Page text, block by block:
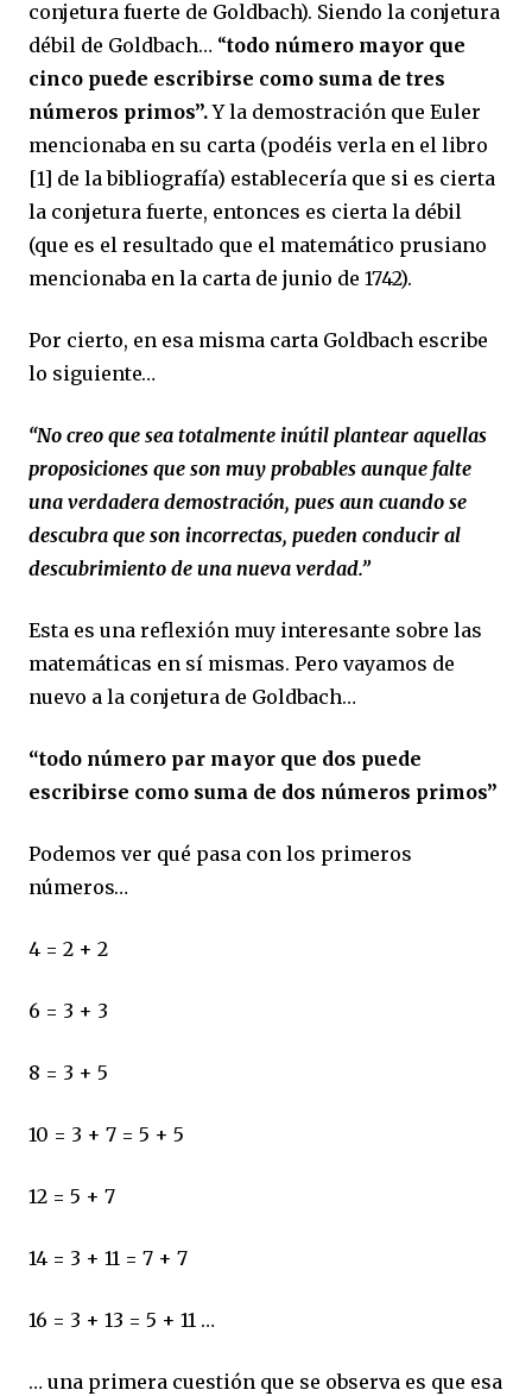
conjetura fuerte de Goldbach). Siendo la conjetura
débil de Goldbach… “todo número mayor que
cinco puede escribirse como suma de tres
números primos”.Y la demostración que Euler
mencionaba en su carta (podéis verla en el libro
[1] de la bibliografía) establecería que si es cierta
la conjetura fuerte, entonces es cierta la débil
(que es el resultado que el matemático prusiano
mencionaba en la carta de junio de 1742).
Por cierto, en esa misma carta Goldbach escribe
lo siguiente…
“No creo que sea totalmente inútil plantear aquellas
proposiciones que son muy probables aunque falte
una verdadera demostración, pues aun cuando se
descubra que son incorrectas, pueden conducir al
descubrimiento de una nueva verdad.”
Esta es una reflexión muy interesante sobre las
matemáticas en sí mismas. Pero vayamos de
nuevo a la conjetura de Goldbach…
“todo número par mayor que dos puede
escribirse como suma de dos números primos”
Podemos ver qué pasa con los primeros
números…
4 = 2 + 2
6 = 3 + 3
8 = 3 + 5
10 = 3 + 7 = 5 + 5
12 = 5 + 7
14 = 3 + 11 = 7 + 7
16 = 3 + 13 = 5 + 11 …
… una primera cuestión que se observa es que esa